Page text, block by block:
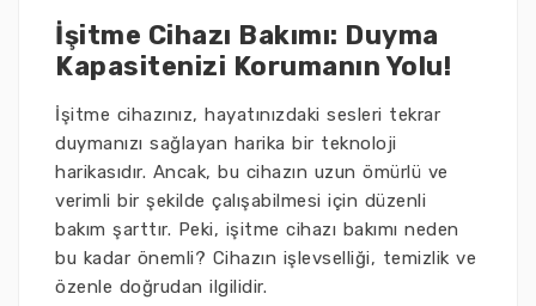
İşitme Cihazı Bakımı: Duyma
Kapasitenizi Korumanın Yolu!
İşitme cihazınız, hayatınızdaki sesleri tekrar
duymanızı sağlayan harika bir teknoloji
harikasıdır. Ancak, bu cihazın uzun ömürlü ve
verimli bir şekilde çalışabilmesi için düzenli
bakım şarttır. Peki, işitme cihazı bakımı neden
bu kadar önemli? Cihazın işlevselliği, temizlik ve
özenle doğrudan ilgilidir.